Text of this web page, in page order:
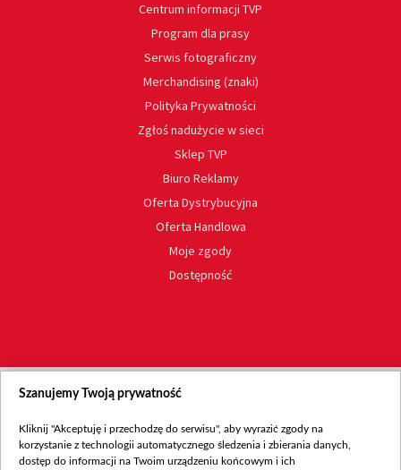
Centrum informacji TVP
Program dla prasy
Serwis fotograficzny
Merchandising (znaki)
Polityka Prywatności
Zgłoś nadużycie w sieci
Sklep TVP
Biuro Reklamy
Oferta Dystrybucyjna
Oferta Handlowa
Moje zgody
Dostępność
Szanujemy Twoją prywatność
Kliknij "Akceptuję i przechodzę do serwisu", aby wyrazić zgody na
korzystanie z technologii automatycznego śledzenia i zbierania danych,
dostęp do informacji na Twoim urządzeniu końcowym i ich